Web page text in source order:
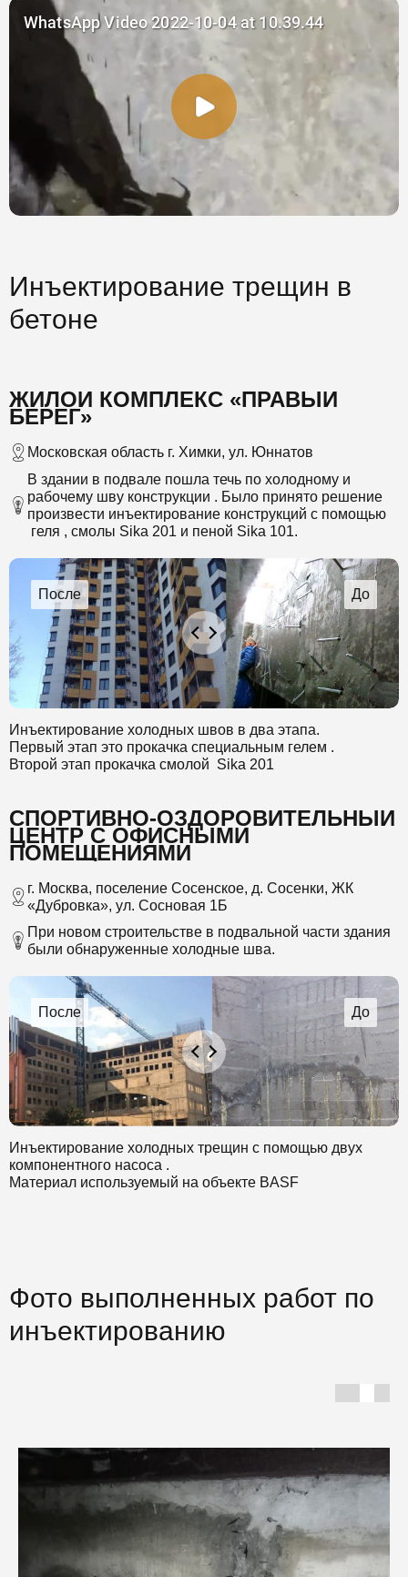
Инъектирование трещин в
бетоне
ЖИЛОЙ КОМПЛЕКС «ПРАВЫЙ
БЕРЕГ»
Московская область г. Химки, ул. Юннатов
В здании в подвале пошла течь по холодному и
рабочему шву конструкции . Было принято решение
произвести инъектирование конструкций с помощью
геля , смолы Sika 201 и пеной Sika 101.
Инъектирование холодных швов в два этапа.
Первый этап это прокачка специальным гелем .
Второй этап прокачка смолой Sika 201
СПОРТИВНО-ОЗДОРОВИТЕЛЬНЫЙ
ЦЕНТР С ОФИСНЫМИ
ПОМЕЩЕНИЯМИ
г. Москва, поселение Сосенское, д. Сосенки, ЖК
«Дубровка», ул. Сосновая 1Б
При новом строительстве в подвальной части здания
были обнаруженные холодные шва.
Инъектирование холодных трещин с помощью двух
компонентного насоса .
Материал используемый на объекте BASF
Фото выполненных работ по
инъектированию